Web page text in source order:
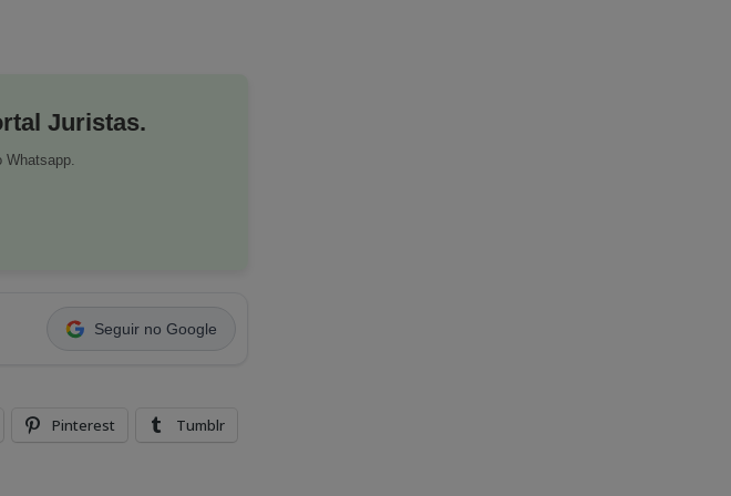
Juristas.
Whatsapp.
Seguir no Google
Pinterest Tumblr